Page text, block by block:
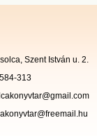
Szent István u. 2.
313